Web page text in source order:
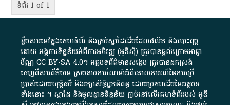
ទំព័រ 1 of 1
ខ្លឹមសារ​នៅ​ក្នុង​គេហទំព័រ និង​គ្រប់​ស្នា​ដៃ​ដើម​ដែល​ផលិត​ និង​បោះពុម្ព​
ដោយ​ អង្គការ​ទិន្នន័យ​អំពី​ការអភិវឌ្ឍ​​ (អូ​ឌី​ស៊ី)​ ត្រូវ​បាន​ផ្តល់​ក្រោម​អាជ្ញា
ប័ណ្ណ​CC BY-SA 4.0។​ អត្ថបទ​ព័ត៌មាន​សង្ខេប​ ត្រូវ​បាន​ដកស្រង់​
ចេញពី​សារព័ត៌មាន ស្របតាមការ​ណែនាំ​អំពី​គោលការណ៍​នៃ​ការ​ប្រើ
ប្រាស់​ដោយ​យុត្តិធម៌​ និង​រក្សាសិទ្ធិអ្នកនិពន្ធ ដោយ​ប្រភពដើម​នៃ​​អត្ថបទ
ទាំង​នោះ​ ។​ ស្នាដៃ​ និង​មូលដ្ឋាន​ទិន្នន័យ ​ភ្ជាប់​នៅ​លើ​គេហទំព័រ​របស់​ អូ​ឌី​